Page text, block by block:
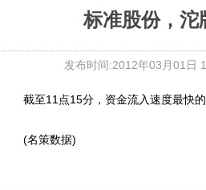
标准股份，沱
发布时间:2012年03月01日
截至11点15分，资金流入速度最快的
(名策数据)